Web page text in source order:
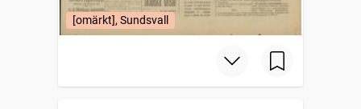
[omärkt], Sundsvall